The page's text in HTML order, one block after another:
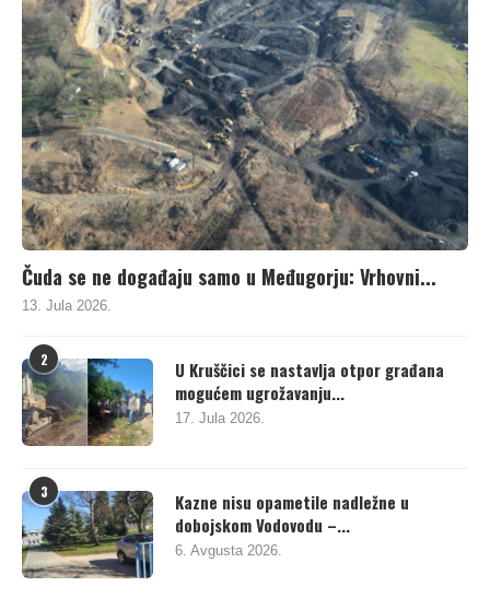
Čuda se ne događaju samo u Međugorju: Vrhovni...
13. Jula 2026.
2
U Kruščici se nastavlja otpor građana
mogućem ugrožavanju...
17. Jula 2026.
3
Kazne nisu opametile nadležne u
dobojskom Vodovodu –...
6. Avgusta 2026.